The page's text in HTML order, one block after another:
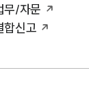
무/자문
합신고